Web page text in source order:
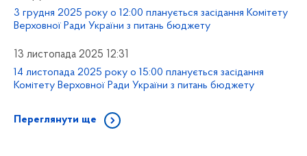
3 грудня 2025 року о 12:00 планується засідання Комітету
Верховної Ради України з питань бюджету
13 листопада 2025 12:31
14 листопада 2025 року о 15:00 планується засідання
Комітету Верховної Ради України з питань бюджету
Переглянути ще